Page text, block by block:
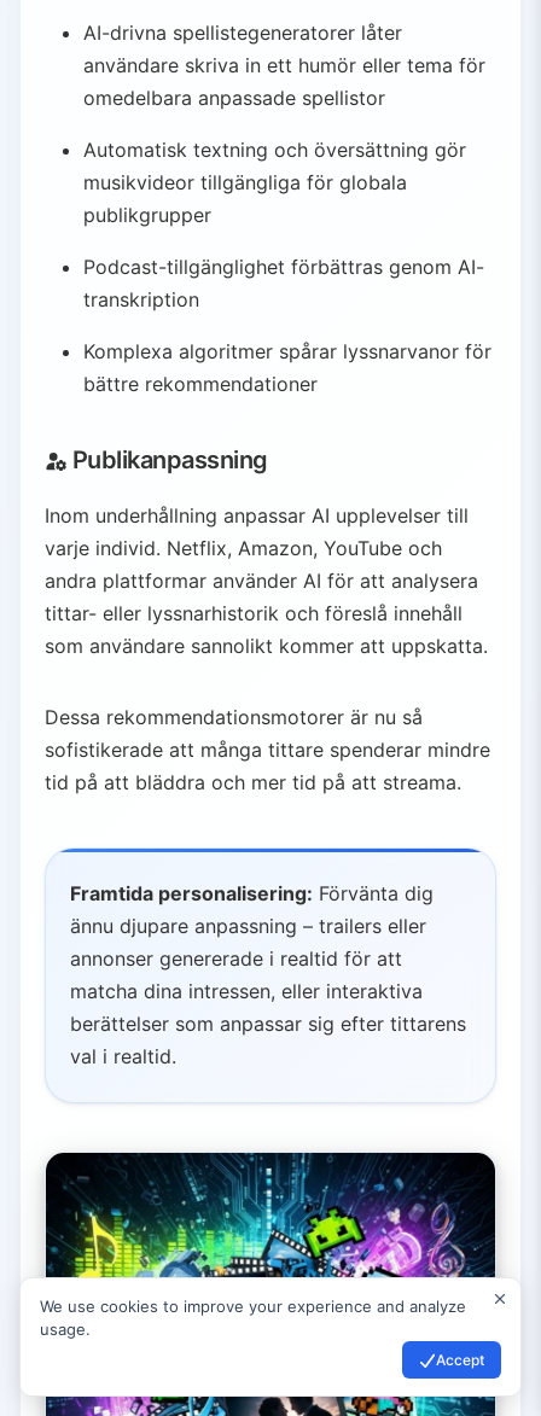
AI-drivna spellistegeneratorer låter
användare skriva in ett humör eller tema för
omedelbara anpassade spellistor
Automatisk textning och översättning gör
musikvideor tillgängliga för globala
publikgrupper
Podcast-tillgänglighet förbättras genom AI-
transkription
Komplexa algoritmer spårar lyssnarvanor för
bättre rekommendationer
Publikanpassning
Inom underhållning anpassar AI upplevelser till
varje individ. Netflix, Amazon, YouTube och
andra plattformar använder AI för att analysera
tittar- eller lyssnarhistorik och föreslå innehåll
som användare sannolikt kommer att uppskatta.
Dessa rekommendationsmotorer är nu så
sofistikerade att många tittare spenderar mindre
tid på att bläddra och mer tid på att streama.
Framtida personalisering: Förvänta dig
ännu djupare anpassning – trailers eller
annonser genererade i realtid för att
matcha dina intressen, eller interaktiva
berättelser som anpassar sig efter tittarens
val i realtid.
We use cookies to improve your experience and analyze
usage.
Accept